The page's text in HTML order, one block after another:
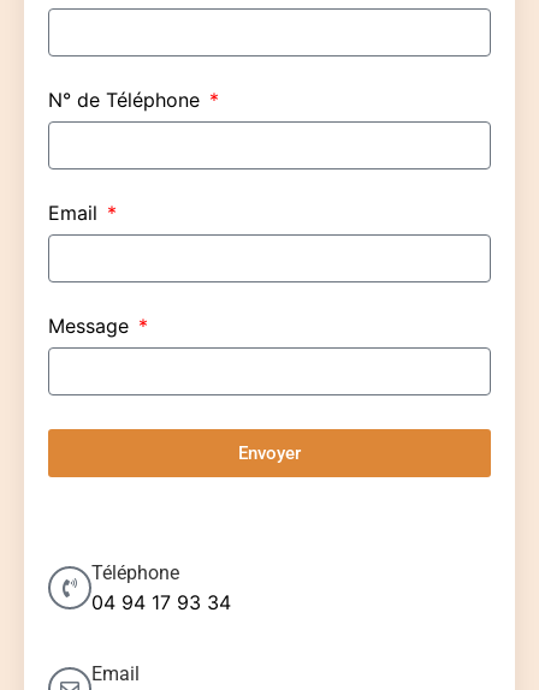
N° de Téléphone
Email
Message
Envoyer
Téléphone
04 94 17 93 34
Email